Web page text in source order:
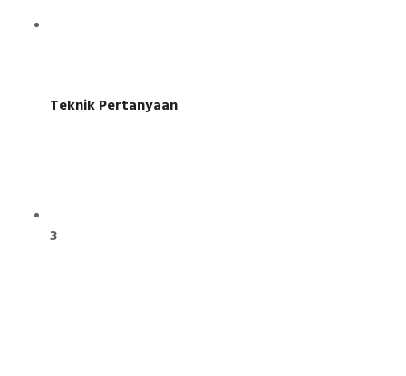
Teknik Pertanyaan
3